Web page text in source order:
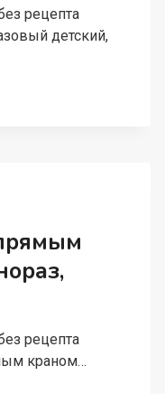
рецепта
детский,
рецепта
краном…